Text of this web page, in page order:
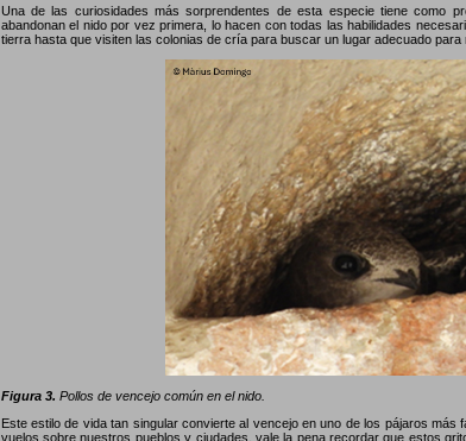
Una de las curiosidades más sorprendentes de esta especie tiene como
abandonan el nido por vez primera, lo hacen con todas las habilidades
tierra hasta que visiten las colonias de cría para buscar un lugar adecuado
Figura 3. Pollos de vencejo común en el nido.
Este estilo de vida tan singular convierte al vencejo en uno de los pájaros
vuelos sobre nuestros pueblos y ciudades, vale la pena recordar que estos